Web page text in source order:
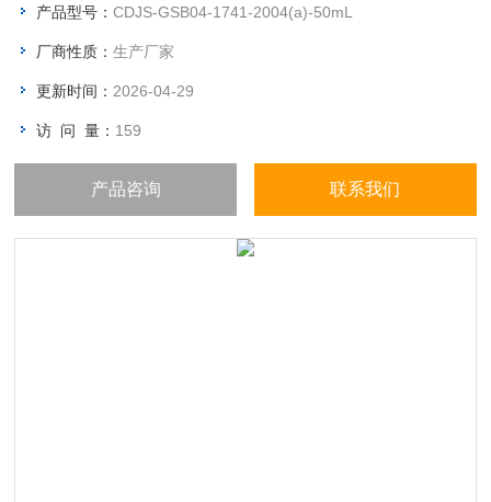
产品型号：CDJS-GSB04-1741-2004(a)-50mL
厂商性质：生产厂家
更新时间： 2026-04-29
访 问 量： 159
产品咨询 联系我们